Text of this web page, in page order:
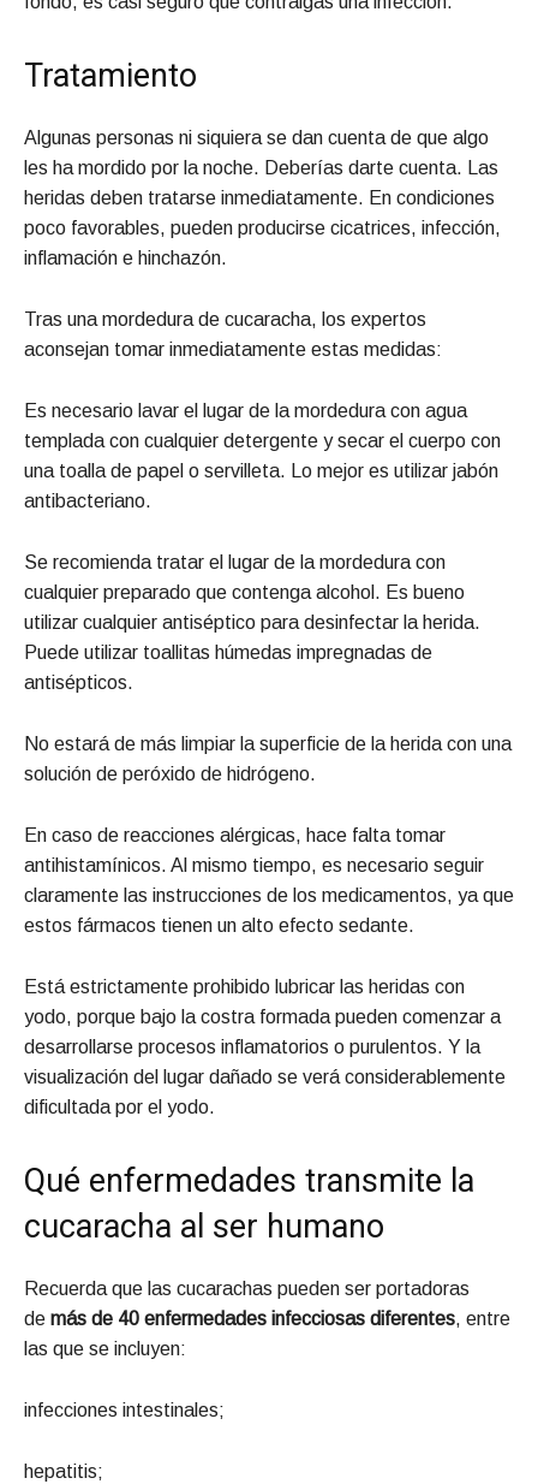
Tratamiento
Algunas personas ni siquiera se dan cuenta de que algo
les ha mordido por la noche. Deberías darte cuenta. Las
heridas deben tratarse inmediatamente. En condiciones
poco favorables, pueden producirse cicatrices, infección,
inflamación e hinchazón.
Tras una mordedura de cucaracha, los expertos
aconsejan tomar inmediatamente estas medidas:
Es necesario lavar el lugar de la mordedura con agua
templada con cualquier detergente y secar el cuerpo con
una toalla de papel o servilleta. Lo mejor es utilizar jabón
antibacteriano.
Se recomienda tratar el lugar de la mordedura con
cualquier preparado que contenga alcohol. Es bueno
utilizar cualquier antiséptico para desinfectar la herida.
Puede utilizar toallitas húmedas impregnadas de
antisépticos.
No estará de más limpiar la superficie de la herida con una
solución de peróxido de hidrógeno.
En caso de reacciones alérgicas, hace falta tomar
antihistamínicos. Al mismo tiempo, es necesario seguir
claramente las instrucciones de los medicamentos, ya que
estos fármacos tienen un alto efecto sedante.
Está estrictamente prohibido lubricar las heridas con
yodo, porque bajo la costra formada pueden comenzar a
desarrollarse procesos inflamatorios o purulentos. Y la
visualización del lugar dañado se verá considerablemente
dificultada por el yodo.
Qué enfermedades transmite la
cucaracha al ser humano
Recuerda que las cucarachas pueden ser portadoras
de más de 40 enfermedades infecciosas diferentes, entre
las que se incluyen:
infecciones intestinales;
hepatitis;